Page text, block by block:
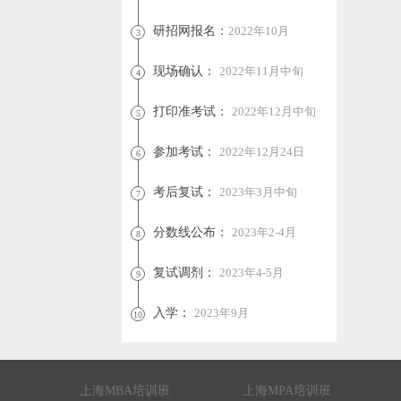
3 研招网报名： 2022年10月
4 现场确认： 2022年11月中旬
5 打印准考试： 2022年12月中旬
6 参加考试： 2022年12月24日
7 考后复试： 2023年3月中旬
8 分数线公布： 2023年2-4月
9 复试调剂： 2023年4-5月
10 入学： 2023年9月
上海MBA培训班 上海MPA培训班